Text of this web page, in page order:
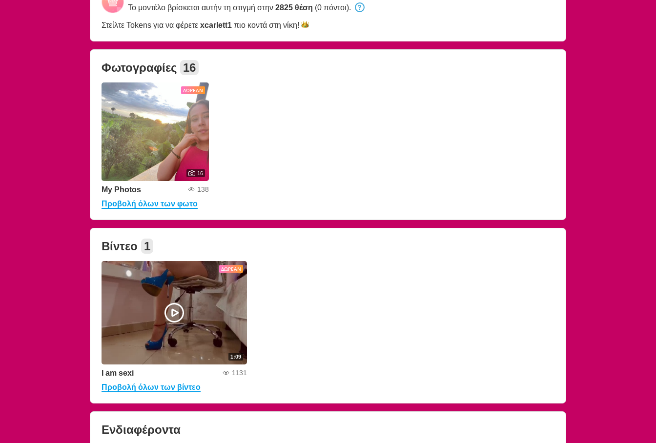
Το μοντέλο βρίσκεται αυτήν τη στιγμή στην 2825 θέση (0 πόντοι).
Στείλτε Tokens για να φέρετε xcarlett1 πιο κοντά στη νίκη!
Φωτογραφίες 16
ΔΩΡΕΆΝ
16
My Photos 138
Προβολή όλων των φωτο
Βίντεο 1
ΔΩΡΕΆΝ
1:09
I am sexi 1131
Προβολή όλων των βίντεο
Ενδιαφέροντα